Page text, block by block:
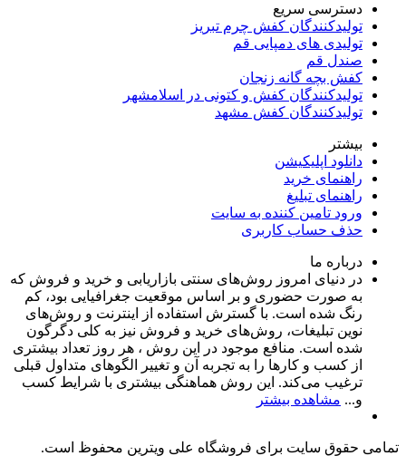
دسترسی سریع
تولیدکنندگان کفش چرم تبریز
تولیدی های دمپایی قم
صندل قم
کفش بچه گانه زنجان
تولیدکنندگان کفش و کتونی در اسلامشهر
تولیدکنندگان کفش مشهد
بیشتر
دانلود اپلیکیشن
راهنمای خرید
راهنمای تبلیغ
ورود تامین کننده به سایت
حذف حساب کاربری
درباره ما
در دنیای امروز روش‌های سنتی بازاریابی و خرید و فروش که
به صورت حضوری و بر اساس موقعیت جغرافیایی بود، کم
رنگ شده است. با گسترش استفاده از اینترنت و روش‌های
نوین تبلیغات، روش‌های خرید و فروش نیز به کلی دگرگون
شده است. منافع موجود در این روش ، هر روز تعداد بیشتری
از کسب و کارها را به تجربه‌ آن و تغییر الگوهای متداول قبلی
ترغیب می‌کند. این روش هماهنگی بیشتری با شرایط کسب
و... مشاهده بیشتر
تمامی حقوق سایت برای فروشگاه علی ویترین محفوظ است.